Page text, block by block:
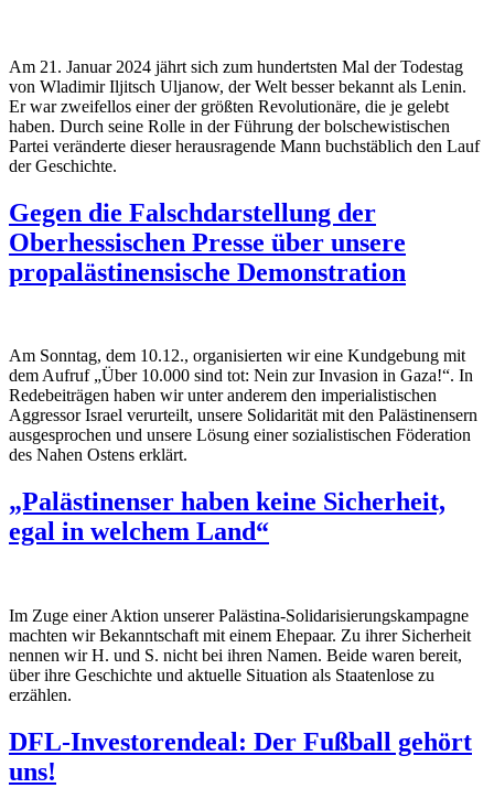
Am 21. Januar 2024 jährt sich zum hundertsten Mal der Todestag
von Wladimir Iljitsch Uljanow, der Welt besser bekannt als Lenin.
Er war zweifellos einer der größten Revolutionäre, die je gelebt
haben. Durch seine Rolle in der Führung der bolschewistischen
Partei veränderte dieser herausragende Mann buchstäblich den Lauf
der Geschichte.
Gegen die Falschdarstellung der
Oberhessischen Presse über unsere
propalästinensische Demonstration
Am Sonntag, dem 10.12., organisierten wir eine Kundgebung mit
dem Aufruf „Über 10.000 sind tot: Nein zur Invasion in Gaza!“. In
Redebeiträgen haben wir unter anderem den imperialistischen
Aggressor Israel verurteilt, unsere Solidarität mit den Palästinensern
ausgesprochen und unsere Lösung einer sozialistischen Föderation
des Nahen Ostens erklärt.
„Palästinenser haben keine Sicherheit,
egal in welchem Land“
Im Zuge einer Aktion unserer Palästina-Solidarisierungskampagne
machten wir Bekanntschaft mit einem Ehepaar. Zu ihrer Sicherheit
nennen wir H. und S. nicht bei ihren Namen. Beide waren bereit,
über ihre Geschichte und aktuelle Situation als Staatenlose zu
erzählen.
DFL-Investorendeal: Der Fußball gehört
uns!